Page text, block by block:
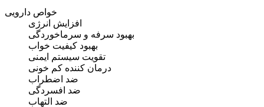
خواص دارویی
افزایش انرژی
بهبود سرفه و سرماخوردگی
بهبود کیفیت خواب
تقویت سیستم ایمنی
درمان کننده کم خونی
ضد اضطراب
ضد افسردگی
ضد التهاب